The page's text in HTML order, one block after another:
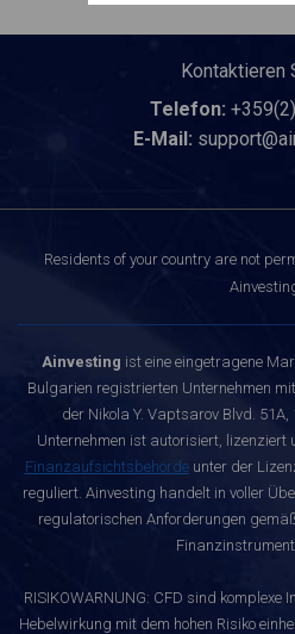
Kontaktieren
Telefon:
E-Mail:
Residents of your country are not
Ainvesting ist eine eingetragene
Bulgarien registrierten Unternehmen
der Nikola Y. Vaptsarov Blvd.
Unternehmen ist autorisiert, lizenziert
Finanzaufsichtsbehördeunter der
reguliert. Ainvesting handelt in voller
regulatorischen Anforderungen
RISIKOWARNUNG: CFD sind komplexe
Hebelwirkung mit dem hohen Risiko